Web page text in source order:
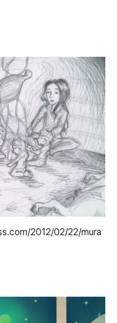
2012/02/22/mura